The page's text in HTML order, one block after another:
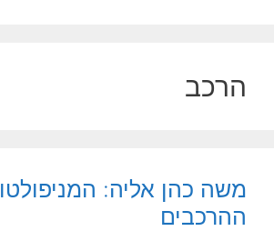
הרכב
משה כהן אליה:
ההרכבים